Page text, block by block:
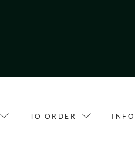
TO ORDER INFO